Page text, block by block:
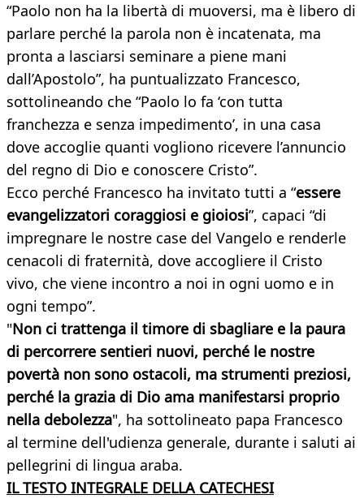
“Paolo non ha la libertà di muoversi, ma è libero di
parlare perché la parola non è incatenata, ma
pronta a lasciarsi seminare a piene mani
dall’Apostolo”, ha puntualizzato Francesco,
sottolineando che “Paolo lo fa ‘con tutta
franchezza e senza impedimento’, in una casa
dove accoglie quanti vogliono ricevere l’annuncio
del regno di Dio e conoscere Cristo”.
Ecco perché Francesco ha invitato tutti a “essere
evangelizzatori coraggiosi e gioiosi”, capaci “di
impregnare le nostre case del Vangelo e renderle
cenacoli di fraternità, dove accogliere il Cristo
vivo, che viene incontro a noi in ogni uomo e in
ogni tempo”.
"Non ci trattenga il timore di sbagliare e la paura
di percorrere sentieri nuovi, perché le nostre
povertà non sono ostacoli, ma strumenti preziosi,
perché la grazia di Dio ama manifestarsi proprio
nella debolezza", ha sottolineato papa Francesco
al termine dell'udienza generale, durante i saluti ai
pellegrini di lingua araba.
IL TESTO INTEGRALE DELLA CATECHESI